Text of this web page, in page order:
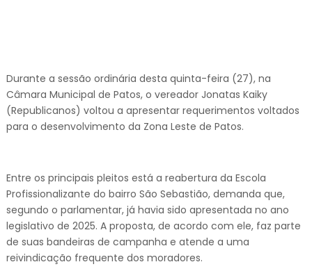
Durante a sessão ordinária desta quinta-feira (27), na
Câmara Municipal de Patos, o vereador Jonatas Kaiky
(Republicanos) voltou a apresentar requerimentos voltados
para o desenvolvimento da Zona Leste de Patos.
Entre os principais pleitos está a reabertura da Escola
Profissionalizante do bairro São Sebastião, demanda que,
segundo o parlamentar, já havia sido apresentada no ano
legislativo de 2025. A proposta, de acordo com ele, faz parte
de suas bandeiras de campanha e atende a uma
reivindicação frequente dos moradores.